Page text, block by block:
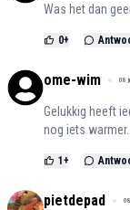
Was het dan
0+
ome-wim 08
Gelukkig heeft
nog iets warmer.
1 +
pietdepad